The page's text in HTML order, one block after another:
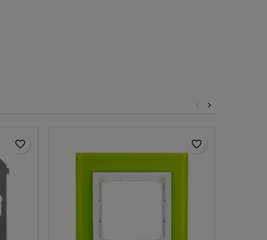
>
<
favorite_border favorite_border